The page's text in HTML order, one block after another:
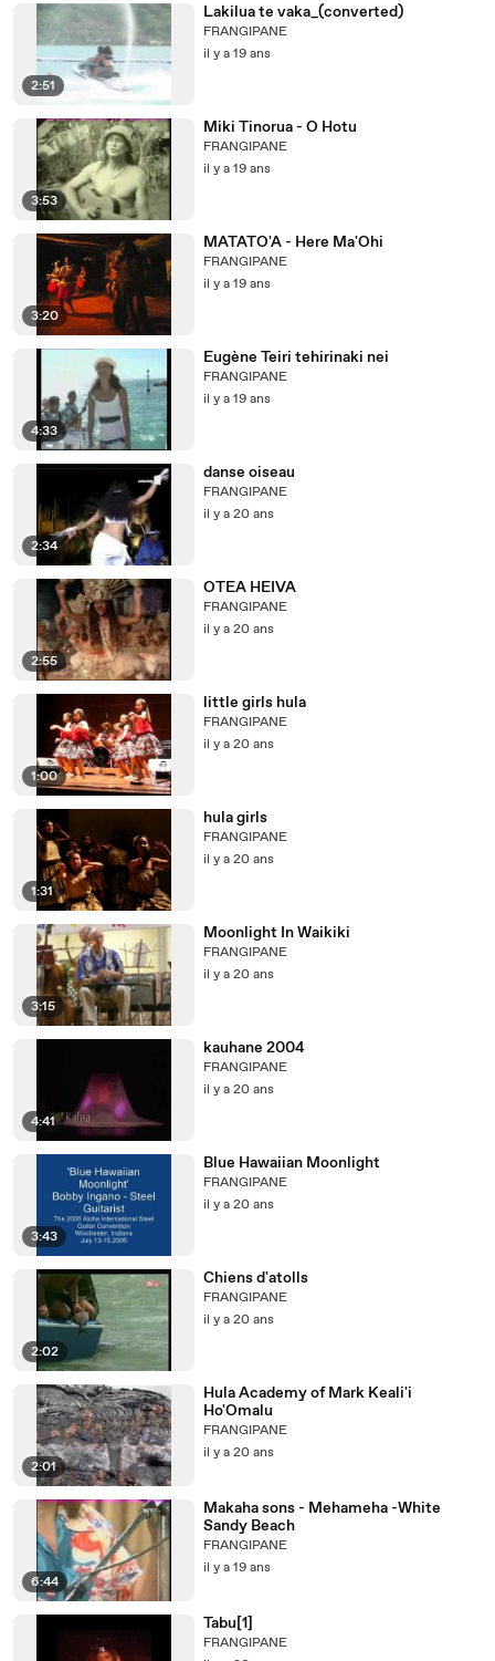
2:51
Lakilua te vaka_(converted)
FRANGIPANE
il y a 19 ans
3:53
Miki Tinorua - O Hotu
FRANGIPANE
il y a 19 ans
3:20
MATATO'A - Here Ma'Ohi
FRANGIPANE
il y a 19 ans
4:33
Eugène Teiri tehirinaki nei
FRANGIPANE
il y a 19 ans
2:34
danse oiseau
FRANGIPANE
il y a 20 ans
2:55
OTEA HEIVA
FRANGIPANE
il y a 20 ans
1:00
little girls hula
FRANGIPANE
il y a 20 ans
1:31
hula girls
FRANGIPANE
il y a 20 ans
3:15
Moonlight In Waikiki
FRANGIPANE
il y a 20 ans
4:41
kauhane 2004
FRANGIPANE
il y a 20 ans
3:43
Blue Hawaiian Moonlight
FRANGIPANE
il y a 20 ans
2:02
Chiens d'atolls
FRANGIPANE
il y a 20 ans
2:01
Hula Academy of Mark Keali'i
Ho'Omalu
FRANGIPANE
il y a 20 ans
6:44
Makaha sons - Mehameha -White
Sandy Beach
FRANGIPANE
il y a 19 ans
Tabu[1]
FRANGIPANE